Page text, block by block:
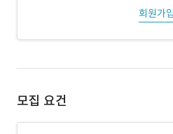
회원가입
모집 요건